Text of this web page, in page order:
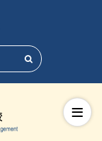
搜尋
切換